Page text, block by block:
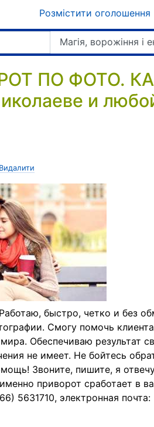
Розмістити оголошення
Магія, ворожіння і
ПО ФОТО.
и
Видалити
быстро, четко и без
Смогу помочь
Обеспечиваю результат
не имеет. Не бойтесь
Звоните, пишите, я
приворот сработает в
5631710, электронная почта: